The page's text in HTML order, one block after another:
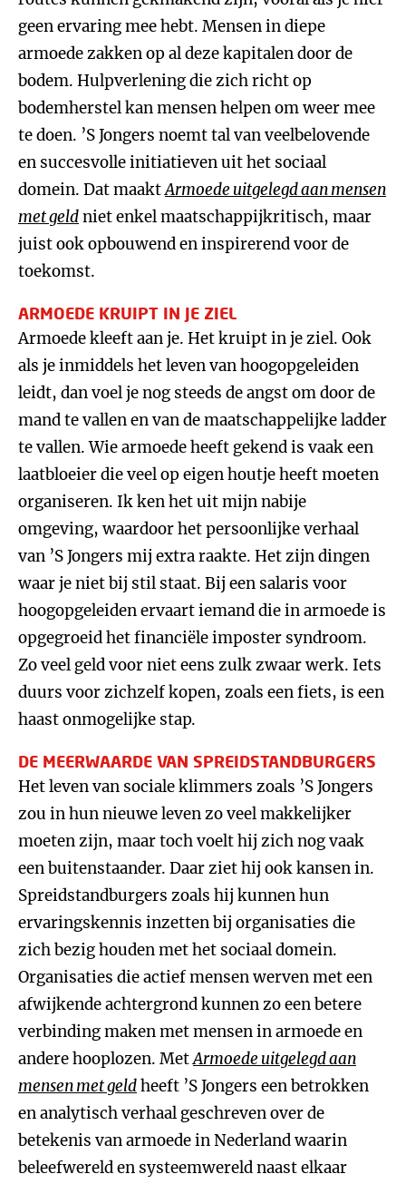
geen ervaring mee hebt. Mensen in diepe
armoede zakken op al deze kapitalen door de
bodem. Hulpverlening die zich richt op
bodemherstel kan mensen helpen om weer mee
te doen. ’S Jongers noemt tal van veelbelovende
en succesvolle initiatieven uit het sociaal
domein. Dat maaktArmoede uitgelegd aan mensen
met geldniet enkel maatschappijkritisch, maar
juist ook opbouwend en inspirerend voor de
toekomst.
ARMOEDE KRUIPT IN JE ZIEL
Armoede kleeft aan je. Het kruipt in je ziel. Ook
als je inmiddels het leven van hoogopgeleiden
leidt, dan voel je nog steeds de angst om door de
mand te vallen en van de maatschappelijke ladder
te vallen. Wie armoede heeft gekend is vaak een
laatbloeier die veel op eigen houtje heeft moeten
organiseren. Ik ken het uit mijn nabije
omgeving, waardoor het persoonlijke verhaal
van ’S Jongers mij extra raakte. Het zijn dingen
waar je niet bij stil staat. Bij een salaris voor
hoogopgeleiden ervaart iemand die in armoede is
opgegroeid het financiële imposter syndroom.
Zo veel geld voor niet eens zulk zwaar werk. Iets
duurs voor zichzelf kopen, zoals een fiets, is een
haast onmogelijke stap.
DE MEERWAARDE VAN SPREIDSTANDBURGERS
Het leven van sociale klimmers zoals ’S Jongers
zou in hun nieuwe leven zo veel makkelijker
moeten zijn, maar toch voelt hij zich nog vaak
een buitenstaander. Daar ziet hij ook kansen in.
Spreidstandburgers zoals hij kunnen hun
ervaringskennis inzetten bij organisaties die
zich bezig houden met het sociaal domein.
Organisaties die actief mensen werven met een
afwijkende achtergrond kunnen zo een betere
verbinding maken met mensen in armoede en
andere hooplozen. MetArmoede uitgelegd aan
mensen met geldheeft ’S Jongers een betrokken
en analytisch verhaal geschreven over de
betekenis van armoede in Nederland waarin
beleefwereld en systeemwereld naast elkaar